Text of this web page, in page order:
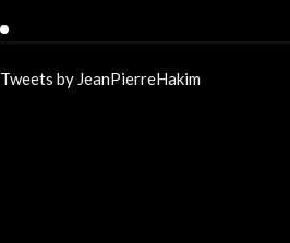
Tweets by JeanPierreHakim